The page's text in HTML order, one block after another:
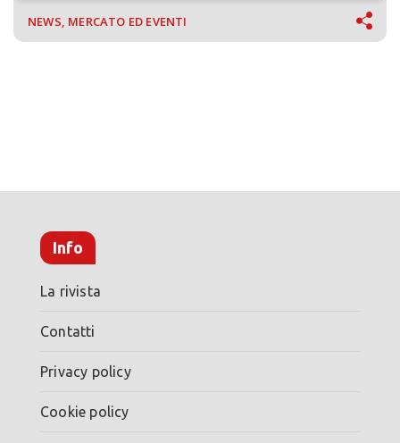
NEWS, MERCATO ED EVENTI
Info
La rivista
Contatti
Privacy policy
Cookie policy